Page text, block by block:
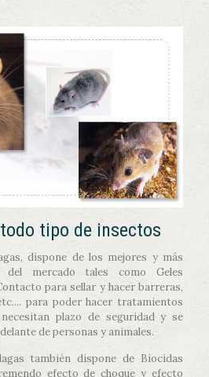
tipo de insectos
dispone de los mejores y más
del mercado tales como Geles
para sellar y hacer barreras,
para poder hacer tratamientos
plazo de seguridad y se
de personas y animales.
también dispone de Biocidas
efecto de choque y efecto